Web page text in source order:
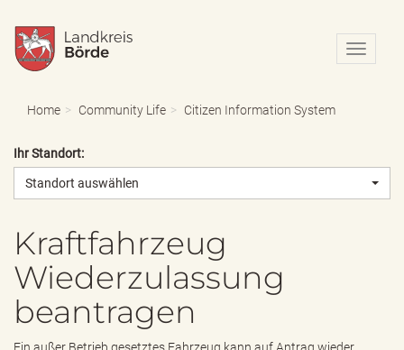
N
a
o
Home Community Life Citizen Information System
Ihr Standort:
Standort auswählen
Kraftfahrzeug
Wiederzulassung
beantragen